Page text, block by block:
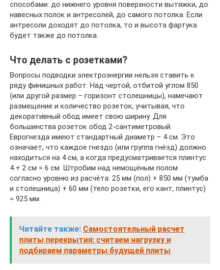
способами: до нижнего уровня поверхности вытяжки, до
навесных полок и антресолей, до самого потолка. Если
антресоли доходят до потолка, то и высота фартука
будет также до потолка.
Что делать с розетками?
Вопросы подводки электроэнергии нельзя ставить к
ряду финишных работ. Над чертой, отбитой углом 850
(или другой размер – горизонт столешницы), намечают
размещение и количество розеток, учитывая, что
декоративный обод имеет свою ширину. Для
большинства розеток обод 2-сантиметровый.
Еврогнезда имеют стандартный диаметр – 4 см. Это
означает, что каждое гнездо (или группа гнёзд) должно
находиться на 4 см, а когда предусматривается плинтус
4 + 2 см = 6 см. Штробим над немощёным полом
согласно уровню из расчёта: 25 мм (пол) + 850 мм (тумба
и столешница) + 60 мм (тело розетки, его кант, плинтус)
= 925 мм.
Читайте также: Самостоятельный расчет
плиты перекрытия: считаем нагрузку и
подбираем параметры будущей плиты